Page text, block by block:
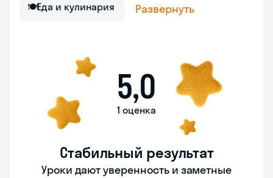
🍽Еда и кулинария Развернуть
5,0
1 оценка
Стабильный результат
Уроки дают уверенность и заметные